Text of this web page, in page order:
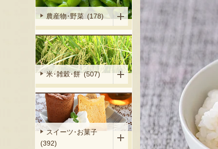
農産物･野菜 (178)
米･雑穀･餅 (507)
スイーツ･お菓子
(392)